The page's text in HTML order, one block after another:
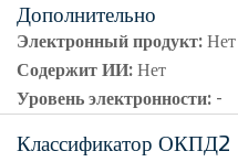
Дополнительно
Электронный продукт:Нет
Содержит ИИ:Нет
Уровень электронности: -
Классификатор ОКПД2